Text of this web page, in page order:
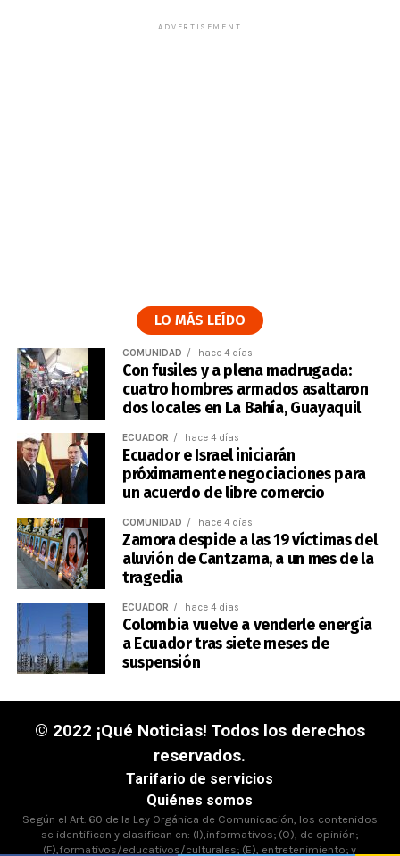
ADVERTISEMENT
LO MÁS LEÍDO
COMUNIDAD hace 4 días
Con fusiles y a plena madrugada:
cuatro hombres armados asaltaron
dos locales en La Bahía, Guayaquil
ECUADOR hace 4 días
Ecuador e Israel iniciarán
próximamente negociaciones para
un acuerdo de libre comercio
COMUNIDAD hace 4 días
Zamora despide a las 19 víctimas del
aluvión de Cantzama, a un mes de la
tragedia
ECUADOR hace 4 días
Colombia vuelve a venderle energía
a Ecuador tras siete meses de
suspensión
© 2022 ¡Qué Noticias! Todos los derechos
reservados.
Tarifario de servicios
Quiénes somos
Según el Art. 60 de la Ley Orgánica de Comunicación, los contenidos
se identifican y clasifican en: (I),informativos; (O), de opinión;
(F),formativos/educativos/culturales; (E), entretenimiento; y